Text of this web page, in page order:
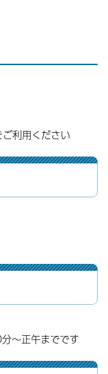
利用ください
～正午までです